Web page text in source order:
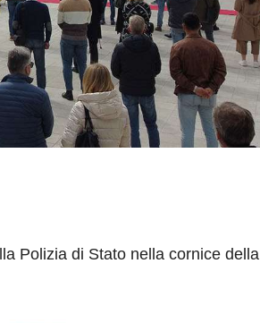
Polizia di Stato nella cornice della